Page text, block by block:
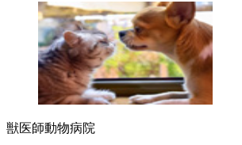
獣医師動物病院